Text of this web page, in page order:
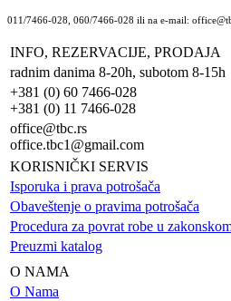
011/7466-028, 060/7466-028 ili na e-mail:
INFO, REZERVACIJE, PRODAJA
radnim danima 8-20h, subotom 8-15h
+381 (0) 60 7466-028
+381 (0) 11 7466-028
office@tbc.rs
office.tbc1@gmail.com
KORISNIČKI SERVIS
Isporuka i prava potrošača
Obaveštenje o pravima potrošača
Procedura za povrat robe u
Preuzmi katalog
O NAMA
O Nama